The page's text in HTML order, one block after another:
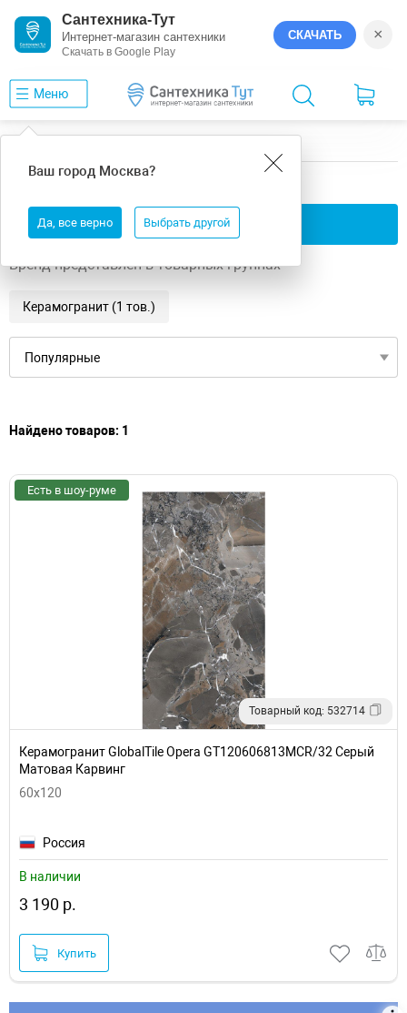
Сантехника-Тут
Интернет-магазин сантехники
Скачать в Google Play
СКАЧАТЬ ×
Меню
Ваш город Москва?
Да, все верно Выбрать другой
GlobalTile Opera GT
Применить фильтры
Бренд представлен в товарных группах
Керамогранит (1 тов.)
Найдено товаров: 1
Есть в шоу-руме
Товарный код: 532714
Керамогранит GlobalTile Opera GT120606813MCR/32 Серый
Матовая Карвинг
60x120
Россия
В наличии
3 190 р.
Купить